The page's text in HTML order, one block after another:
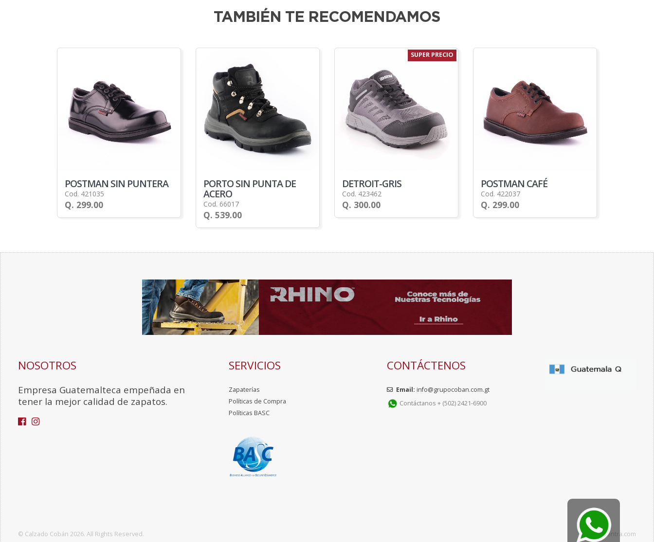
TAMBIÉN TE RECOMENDAMOS
POSTMAN SIN PUNTERA
Cod. 421035
Q. 299.00
PORTO SIN PUNTA DE
ACERO
Cod. 66017
Q. 539.00
SUPER PRECIO
DETROIT-GRIS
Cod. 423462
Q. 300.00
POSTMAN CAFÉ
Cod. 422037
Q. 299.00
NOSOTROS
Empresa Guatemalteca empeñada en
tener la mejor calidad de zapatos.
SERVICIOS
Zapaterías
Políticas de Compra
Políticas BASC
CONTÁCTENOS
Email: info@grupocoban.com.gt
Contáctanos + (502) 2421-6900
© Calzado Cobán 2026. All Rights Reserved. ByXentra.com